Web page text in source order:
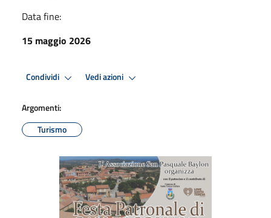
Data fine:
15 maggio 2026
Condividi Vedi azioni
Argomenti:
Turismo